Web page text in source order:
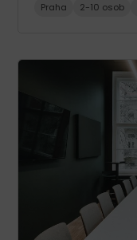
Praha 2-10 osob